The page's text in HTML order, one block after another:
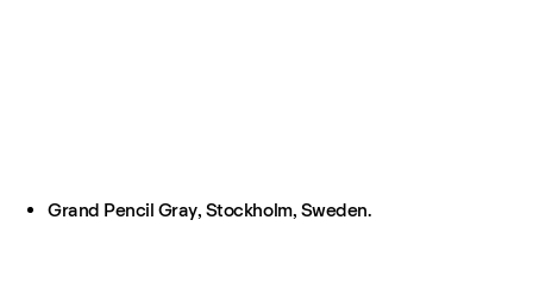
Grand Pencil Gray, Stockholm, Sweden.